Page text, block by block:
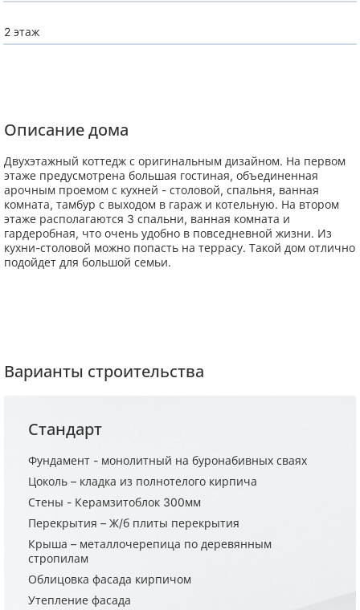
2 этаж
Описание дома
Двухэтажный коттедж с оригинальным дизайном. На первом
этаже предусмотрена большая гостиная, объединенная
арочным проемом с кухней - столовой, спальня, ванная
комната, тамбур с выходом в гараж и котельную. На втором
этаже располагаются 3 спальни, ванная комната и
гардеробная, что очень удобно в повседневной жизни. Из
кухни-столовой можно попасть на террасу. Такой дом отлично
подойдет для большой семьи.
Варианты строительства
Стандарт
Фундамент - монолитный на буронабивных сваях
Цоколь – кладка из полнотелого кирпича
Стены - Керамзитоблок 300мм
Перекрытия – Ж/б плиты перекрытия
Крыша – металлочерепица по деревянным
стропилам
Облицовка фасада кирпичом
Утепление фасада